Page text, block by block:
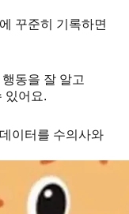
꾸준히 기록하면
동을 잘 알고
있어요.
이터를 수의사와